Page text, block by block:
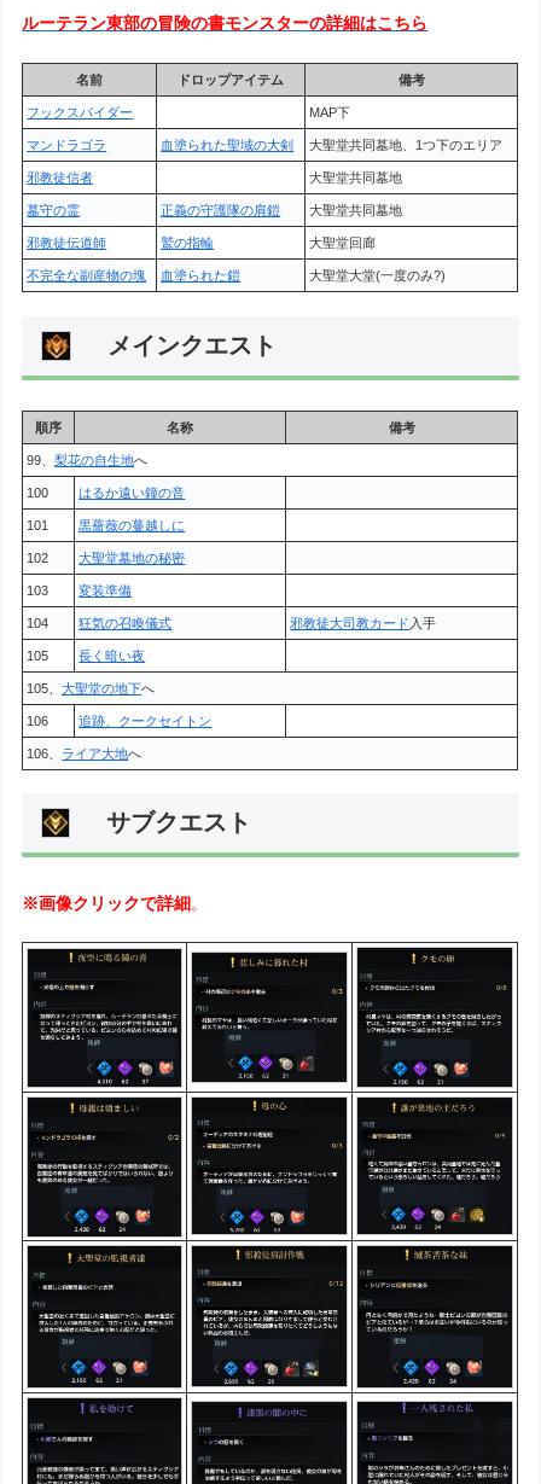
ルーテラン東部の冒険の書モンスターの詳細はこちら
名前 ドロップアイテム 備考
フックスパイダー MAP下
マンドラゴラ 血塗られた聖域の大剣 大聖堂共同墓地、1つ下のエリア
邪教徒信者 大聖堂共同墓地
墓守の霊 正義の守護隊の肩鎧 大聖堂共同墓地
邪教徒伝道師 鷲の指輪 大聖堂回廊
不完全な副産物の塊 血塗られた鎧 大聖堂大堂(一度のみ?)
メインクエスト
順序 名称 備考
99、梨花の自生地へ
100 はるか遠い鐘の音
101 黒薔薇の蔓越しに
102 大聖堂墓地の秘密
103 変装準備
104 狂気の召喚儀式 邪教徒大司教カード 入手
105 長く暗い夜
105、大聖堂の地下へ
106 追跡、クークセイトン
106、 ライア大地へ
サブクエスト
※画像クリックで詳細。